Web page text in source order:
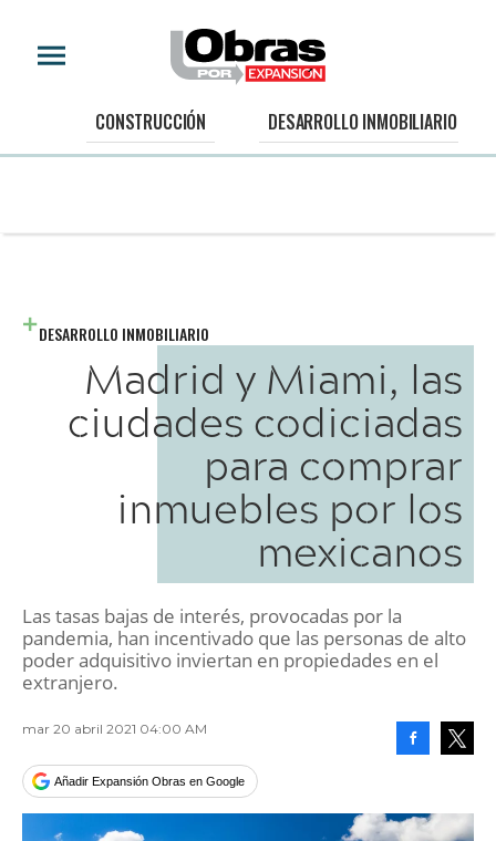
CONSTRUCCIÓN DESARROLLO INMOBILIARIO
DESARROLLO INMOBILIARIO
Madrid y Miami, las
ciudades codiciadas
para comprar
inmuebles por los
mexicanos
Las tasas bajas de interés, provocadas por la
pandemia, han incentivado que las personas de alto
poder adquisitivo inviertan en propiedades en el
extranjero.
mar 20 abril 2021 04:00 AM
Añadir Expansión Obras en Google